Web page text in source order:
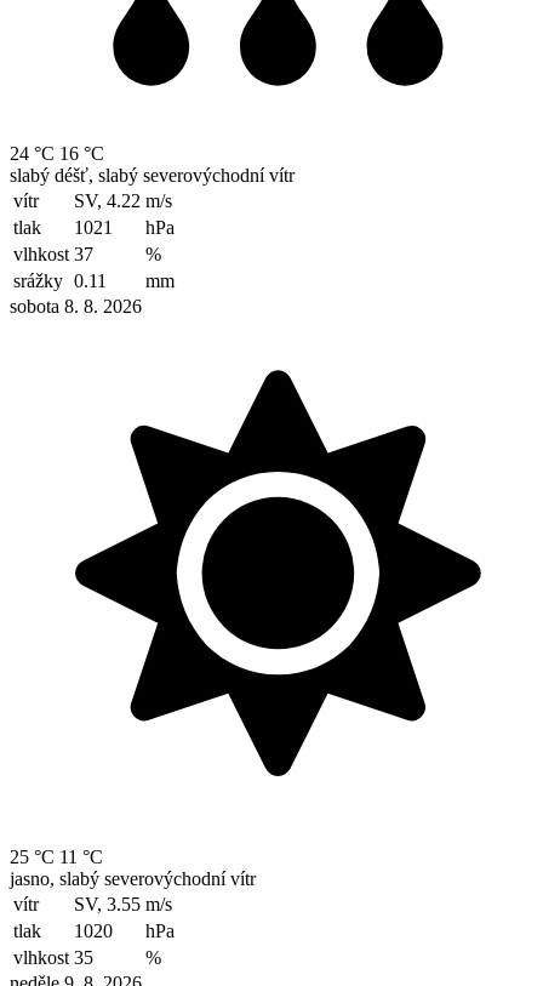
24 °C 16 °C
slabý déšť, slabý severovýchodní vítr
vítr
SV, 4.22 m/s
tlak
1021
hPa
vlhkost 37
%
srážky 0.11
mm
sobota 8. 8. 2026
25 °C 11 °C
jasno, slabý severovýchodní vítr
vítr
SV, 3.55 m/s
tlak
1020
hPa
vlhkost 35
%